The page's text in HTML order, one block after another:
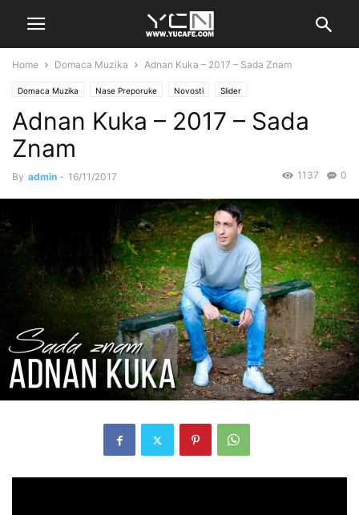
Home Domaca Muzika Adnan Kuka – 2017 – Sada Znam
Domaca Muzika Nase Preporuke Novosti Slider
Adnan Kuka – 2017 – Sada
Znam
By admin - 16/11/2017 0
1137